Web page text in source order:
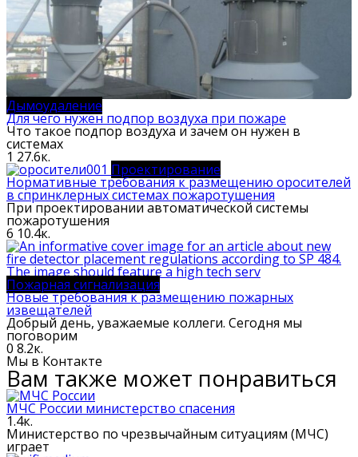
Дымоудаление
Для чего нужен подпор воздуха при пожаре
Что такое подпор воздуха и зачем он нужен в
системах
1 27.6к.
Проектирование
Нормативные требования к размещению оросителей
в спринклерных системах пожаротушения
При проектировании автоматической системы
пожаротушения
6 10.4к.
Пожарная сигнализация
Новые требования к размещению пожарных
извещателей
Добрый день, уважаемые коллеги. Сегодня мы
поговорим
0 8.2к.
Мы в Контакте
Вам также может понравиться
МЧС России министерство спасения
1.4к.
Министерство по чрезвычайным ситуациям (МЧС)
играет